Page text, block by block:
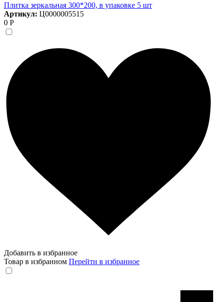
Плитка зеркальная 300*200, в упаковке 5 шт
Артикул: Ц0000005515
0 Р
Добавить в избранное
Товар в избранном Перейти в избранное